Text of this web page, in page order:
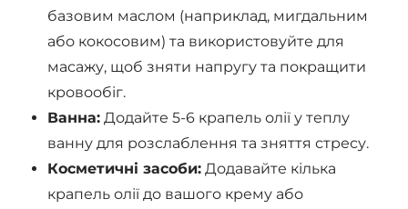
базовим маслом (наприклад, мигдальним
або кокосовим) та використовуйте для
масажу, щоб зняти напругу та покращити
кровообіг.
Ванна: Додайте 5-6 крапель олії у теплу
ванну для розслаблення та зняття стресу.
Косметичні засоби: Додавайте кілька
крапель олії до вашого крему або